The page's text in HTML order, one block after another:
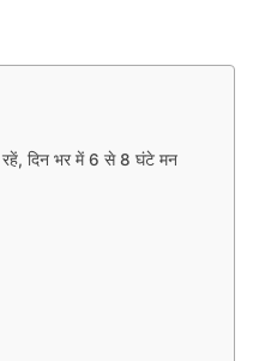
रहें, दिन भर में 6 से 8 घंटे मन